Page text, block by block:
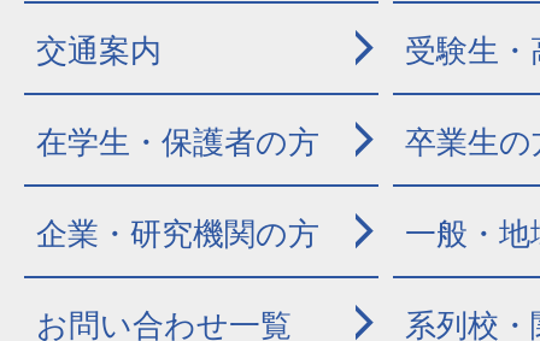
交通案内 受験生
在学生・保護者の方 卒業生の
企業・研究機関の方 一般・地
お問い合わせ一覧 系列校